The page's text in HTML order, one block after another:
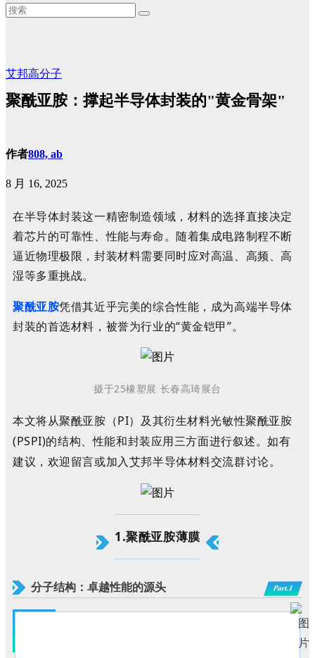
艾邦高分子
聚酰亚胺：撑起半导体封装的"黄金骨架"
作者808, ab
8 月 16, 2025
在半导体封装这一精密制造领域，材料的选择直接决定
着芯片的可靠性、性能与寿命。随着集成电路制程不断
逼近物理极限，封装材料需要同时应对高温、高频、高
湿等多重挑战。
聚酰亚胺凭借其近乎完美的综合性能，成为高端半导体
封装的首选材料，被誉为行业的“黄金铠甲”。
摄于25橡塑展 长春高琦展台
本文将从聚酰亚胺（PI）及其衍生材料光敏性聚酰亚胺
(PSPI)的结构、性能和封装应用三方面进行叙述。如有
建议，欢迎留言或加入艾邦半导体材料交流群讨论。
1.聚酰亚胺薄膜
分子结构：卓越性能的源头 Part.1